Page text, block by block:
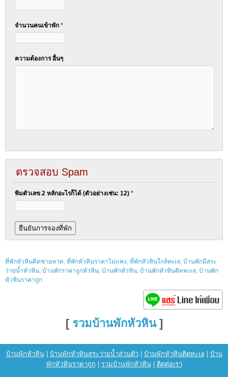
จำนวนคนเข้าพัก *
ความต้องการ อื่นๆ
ตรวจสอบ Spam
พิมตัวเลข 2 หลักอะไรก็ได้ (ตัวอย่างเช่น: 12) *
ที่พักหัวหินติดชายหาด, ที่พักหัวหินราคาไม่แพง, ที่พักหัวหินใกล้ทะเล, บ้านพักมีสระ
ว่ายน้ำหัวหิน, บ้านพักราคาถูกหัวหิน, บ้านพักหัวหิน, บ้านพักหัวหินติดทะเล, บ้านพัก
หัวหินราคาถูก
[ รวมบ้านพักหัวหิน]
บ้านพักหัวหิน| บ้านพักหัวหินสระว่ายน้ำส่วนตัว| บ้านพักหัวหินติดทะเล
บ้าน
พักหัวหินราคาถูก
รวมบ้านพักหัวหิน| ติดต่อเรา